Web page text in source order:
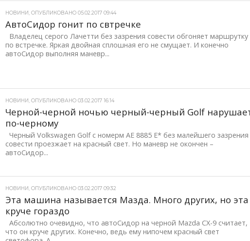
НОВИНИ, ОПУБЛИКОВАНО 05.02.2017 09:44
АвтоСидор гонит по свтречке
Владелец серого Лачетти без зазрения совести обгоняет маршрутку
по встречке. Яркая двойная сплошная его не смущает. И конечно
автоСидор выполняя маневр...
НОВИНИ, ОПУБЛИКОВАНО 03.02.2017 16:14
Черной-черной ночью черный-черный Golf
по-черному
Черный Volkswagen Golf с номерм AE 8885 Е* без малейшего зазрения
совести проезжает на красный свет. Но маневр не окончен –
автоСидор...
НОВИНИ, ОПУБЛИКОВАНО 03.02.2017 09:32
Эта машина называется Мазда. Много других, но эта
круче гораздо
Абсолютно очевидно, что автоСидор на черной Mazda CX-9 считает,
что он круче других. Конечно, ведь ему нипочем красный свет